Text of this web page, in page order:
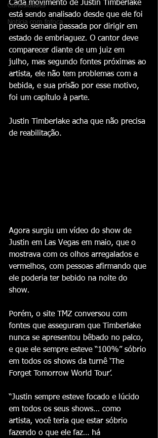
Curiosidades
Notícia com fofoca
Cada movimento de Justin Timberlake
está sendo analisado desde que ele foi
preso semana passada por dirigir em
estado de embriaguez. O cantor deve
comparecer diante de um juiz em
julho, mas segundo fontes próximas ao
artista, ele não tem problemas com a
bebida, e sua prisão por esse motivo,
foi um capítulo à parte.
Justin Timberlake acha que não precisa
de reabilitação.
Agora surgiu um vídeo do show de
Justin em Las Vegas em maio, que o
mostrava com os olhos arregalados e
vermelhos, com pessoas afirmando que
ele poderia ter bebido na noite do
show.
Porém, o site TMZ conversou com
fontes que asseguram que Timberlake
nunca se apresentou bêbado no palco,
e que ele sempre esteve “100%” sóbrio
em todos os shows da turnê ‘The
Forget Tomorrow World Tour’.
“Justin sempre esteve focado e lúcido
em todos os seus shows… como
artista, você teria que estar sóbrio
fazendo o que ele faz… há